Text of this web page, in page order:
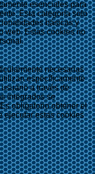
esenciales para
Esta categoría solo
básicas y
web. Estas cookies no
necesarias
específicamente
a través de
integrados se
obligatorio obtener el
ejecutar estas cookies